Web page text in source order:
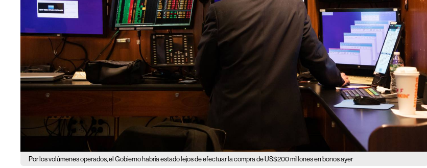
Por los volúmenes operados, el Gobierno habría estado lejos de efectuar la compra de US$200 millones en bonos ayer